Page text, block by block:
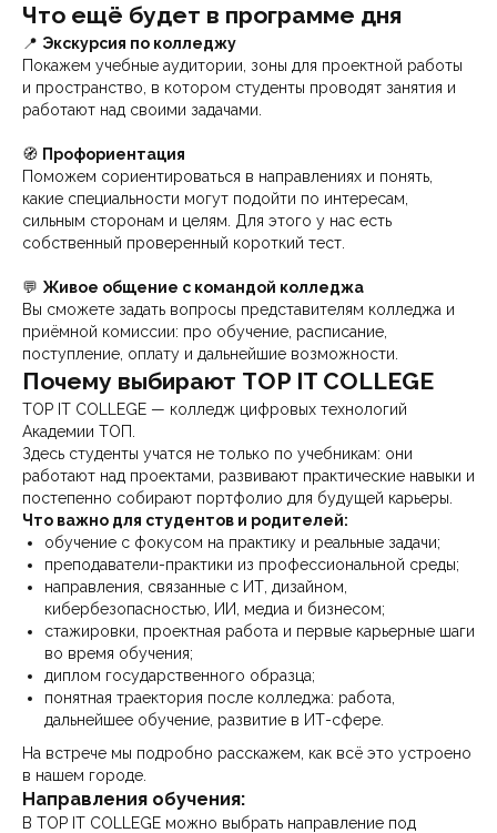
Что ещё будет в программе дня
📍 Экскурсия по колледжу
Покажем учебные аудитории, зоны для проектной работы
и пространство, в котором студенты проводят занятия и
работают над своими задачами.
🧭 Профориентация
Поможем сориентироваться в направлениях и понять,
какие специальности могут подойти по интересам,
сильным сторонам и целям. Для этого у нас есть
собственный проверенный короткий тест.
💬 Живое общение с командой колледжа
Вы сможете задать вопросы представителям колледжа и
приёмной комиссии: про обучение, расписание,
поступление, оплату и дальнейшие возможности.
Почему выбирают TOP IT COLLEGE
TOP IT COLLEGE — колледж цифровых технологий
Академии ТОП.
Здесь студенты учатся не только по учебникам: они
работают над проектами, развивают практические навыки и
постепенно собирают портфолио для будущей карьеры.
Что важно для студентов и родителей:
обучение с фокусом на практику и реальные задачи;
преподаватели-практики из профессиональной среды;
направления, связанные с ИТ, дизайном,
кибербезопасностью, ИИ, медиа и бизнесом;
стажировки, проектная работа и первые карьерные шаги
во время обучения;
диплом государственного образца;
понятная траектория после колледжа: работа,
дальнейшее обучение, развитие в ИТ-сфере.
На встрече мы подробно расскажем, как всё это устроено
в нашем городе.
Направления обучения:
В TOP IT COLLEGE можно выбрать направление под